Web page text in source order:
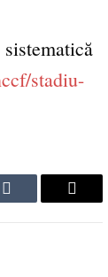
stadiu-
Tumblr Email